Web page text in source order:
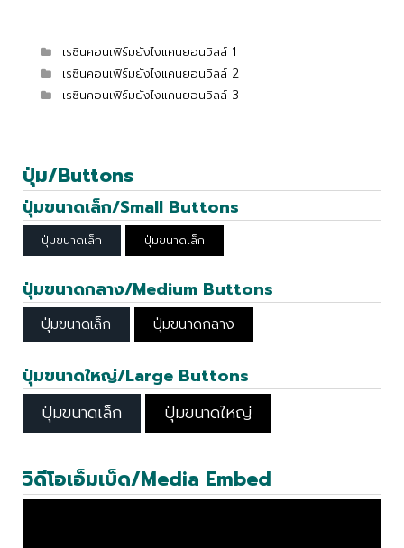
เรซิ่นคอนเฟิร์มยังไงแคนยอนวิลล์ 1
เรซิ่นคอนเฟิร์มยังไงแคนยอนวิลล์ 2
เรซิ่นคอนเฟิร์มยังไงแคนยอนวิลล์ 3
ปุ่ม/Buttons
ปุ่มขนาดเล็ก/Small Buttons
ปุ่มขนาดเล็ก ปุ่มขนาดเล็ก
ปุ่มขนาดกลาง/Medium Buttons
ปุ่มขนาดเล็ก ปุ่มขนาดกลาง
ปุ่มขนาดใหญ่/Large Buttons
ปุ่มขนาดเล็ก
ปุ่มขนาดใหญ่
วิดีโอเอ็มเบ็ด/Media Embed